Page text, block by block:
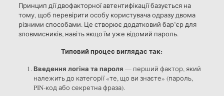
Принцип дії двофакторної автентифікації базується на
тому, щоб перевірити особу користувача одразу двома
різними способами. Це створює додатковий бар’єр для
зловмисників, навіть якщо їм уже відомий пароль.
Типовий процес виглядає так:
Введення логіна та пароля — перший фактор, який
належить до категорії «те, що ви знаєте» (пароль,
PIN-код або секретна фраза).